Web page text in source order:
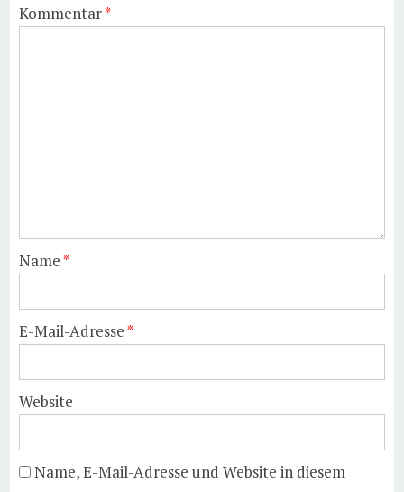
Kommentar*
Name*
E-Mail-Adresse*
Website
Name, E-Mail-Adresse und Website in diesem